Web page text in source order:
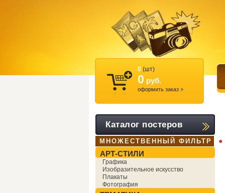
0 (шт)
0 руб.
оформить заказ
Каталог постеров
МНОЖЕСТВЕННЫЙ ФИЛЬТР ●
АРТ-СТИЛИ
Графика
Изобразительное искусство
Плакаты
Фотография